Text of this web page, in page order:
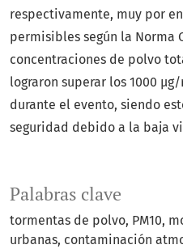
Palabras clave
tormentas de polvo PM10
urbanas contaminación
respectivamente, muy por
permisibles según la Norma
concentraciones de polvo
lograron superar los 1000
durante el evento, siendo
seguridad debido a la baja